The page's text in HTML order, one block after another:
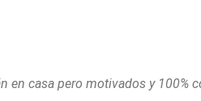
en casa pero motivados y 100%